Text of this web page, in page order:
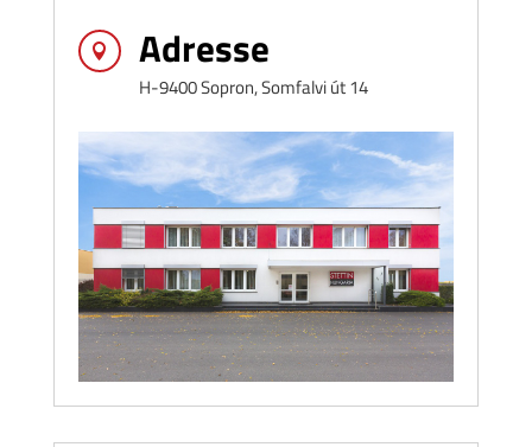
 Adresse
H-9400 Sopron, Somfalvi út 14